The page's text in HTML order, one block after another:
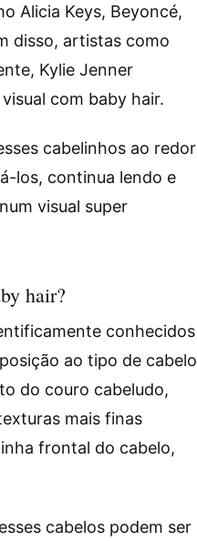
Alicia Keys, Beyoncé,
disso, artistas como
Kylie Jenner
com baby hair.
cabelinhos ao redor
los, continua lendo e
visual super
hair?
conhecidos
ao tipo de cabelo
do couro cabeludo,
mais finas
frontal do cabelo,
cabelos podem ser